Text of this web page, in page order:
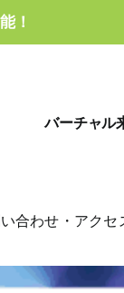
！
バーチャル
合わせ・アクセ